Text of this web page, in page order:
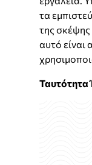
τα
της σκέψης
αυτό είναι
Ταυτότητα